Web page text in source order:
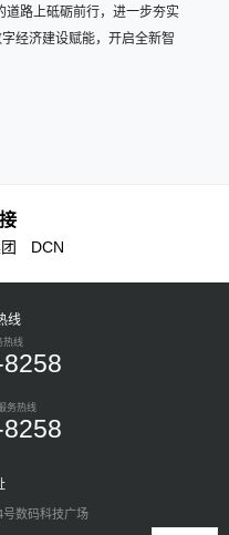
道路上砥砺前行，进一步夯实
经济建设赋能，开启全新智
DCN
线
热线
务热线
数码科技广场